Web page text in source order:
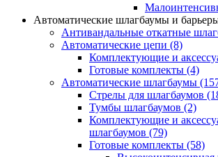
Автоматические шлагбаумы и
Антивандальные откатные
Автоматические цепи (8)
Комплектующие и
Готовые комплекты (4)
Автоматические шлагбаумы
Стрелы для шлагбаумов
Тумбы шлагбаумов (2)
Комплектующие и
шлагбаумов (79)
Готовые комплекты (58)